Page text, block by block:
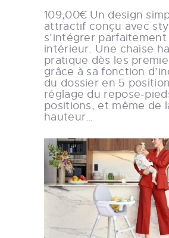
109,00€ Un design
attractif conçu avec
s’intégrer
intérieur. Une chaise
pratique dès les
grâce à sa fonction
du dossier en 5
réglage du repose-
positions, et même de
hauteur…